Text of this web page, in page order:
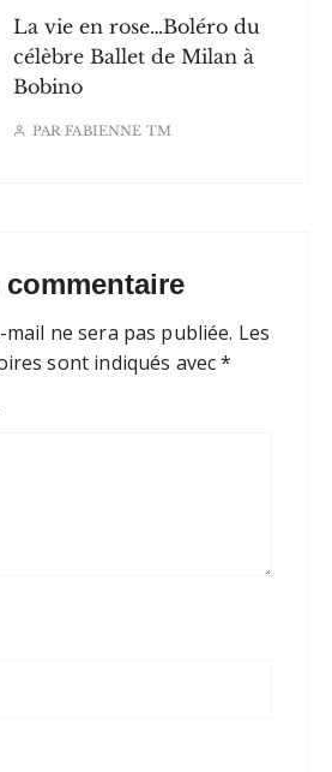
La vie en rose…Boléro du
célèbre Ballet de Milan à
Bobino
PARFABIENNE TM
ne sera pas publiée. Les
sont indiqués avec*